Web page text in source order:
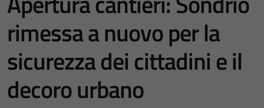
rimessa a nuovo per la
sicurezza dei cittadini e il
decoro urbano